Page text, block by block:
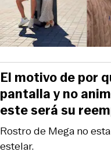
Rostro de Mega no
estelar.
El motivo de por
pantalla y no
este será su